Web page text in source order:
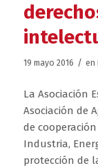
19 mayo 2016 / en
La Asociación
Asociación de
de
Industria,
protección de